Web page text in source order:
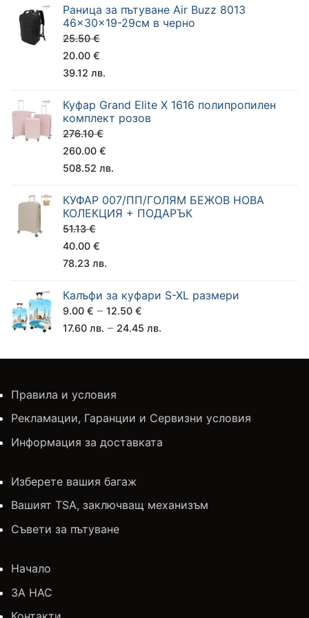
Чадъри
Раница за пътуване Air Buzz 8013
46x30x19-29см в черно
25.50€
20.00 €
39.12 лв.
Куфар Grand Elite X 1616 полипропилен
комплект розов
276.10€
260.00 €
508.52 лв.
КУФАР 007/ПП/ГОЛЯМ БЕЖОВ НОВА
КОЛЕКЦИЯ + ПОДАРЪК
51.13€
40.00 €
78.23 лв.
Калъфи за куфари S-XL размери
9.00 € – 12.50 €
17.60 лв. – 24.45 лв.
Правила и условия
Рекламации, Гаранции и Сервизни условия
Информация за доставката
Изберете вашия багаж
Вашият TSA, заключващ механизъм
Съвети за пътуване
Начало
ЗА НАС